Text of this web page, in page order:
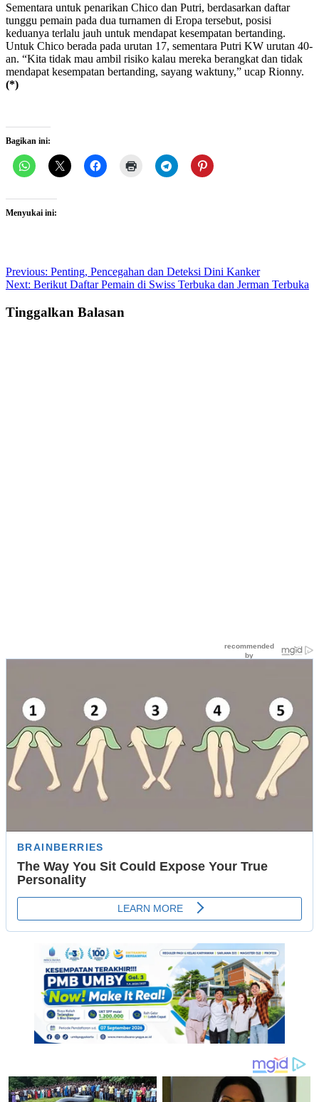
Sementara untuk penarikan Chico dan Putri, berdasarkan daftar
tunggu pemain pada dua turnamen di Eropa tersebut, posisi
keduanya terlalu jauh untuk mendapat kesempatan bertanding.
Untuk Chico berada pada urutan 17, sementara Putri KW urutan 40-
an. “Kita tidak mau ambil risiko kalau mereka berangkat dan tidak
mendapat kesempatan bertanding, sayang waktuny,” ucap Rionny.
(*)
Bagikan ini:
Menyukai ini:
Post
navigation
Previous: Penting, Pencegahan dan Deteksi Dini Kanker
Next: Berikut Daftar Pemain di Swiss Terbuka dan Jerman Terbuka
Tinggalkan Balasan